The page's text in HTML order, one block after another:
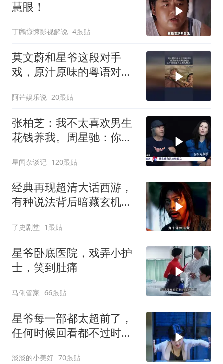
慧眼！
丁鸊惊悚影视解说 4跟贴
莫文蔚和星爷这段对手
戏，原汁原味的粤语对
魅力！
阿芒娱乐说 20跟贴
张柏芝：我不太喜欢男生
花钱养我。周星驰：你不
星闻杂谈记 120跟贴
经典再现超清大话西游，
有种说法背后暗藏玄机，
了史剧堂 1跟贴
星爷卧底医院，戏弄小护
士，笑到肚痛
马俐管家 66跟贴
星爷每一部都太超前了，
任何时候回看都不过时，
淡淡的小美好 70跟贴